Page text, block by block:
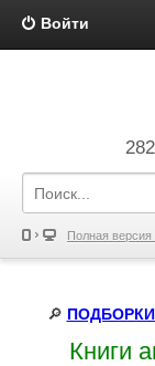
Войти
Полная версия
🔎
Книги